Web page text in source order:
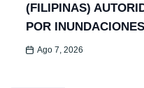
(FILIPINAS)
POR
Ago 7, 2026